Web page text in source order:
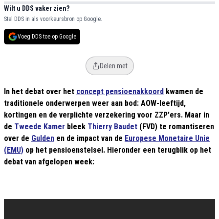
Wilt u DDS vaker zien?
Stel DDS in als voorkeursbron op Google.
Voeg DDS toe op Google
Delen met
In het debat over het concept pensioenakkoord kwamen de
traditionele onderwerpen weer aan bod: AOW-leeftijd,
kortingen en de verplichte verzekering voor ZZP'ers. Maar in
de Tweede Kamer bleek Thierry Baudet (FVD) te romantiseren
over de Gulden en de impact van de Europese Monetaire Unie
(EMU) op het pensioenstelsel. Hieronder een terugblik op het
debat van afgelopen week: